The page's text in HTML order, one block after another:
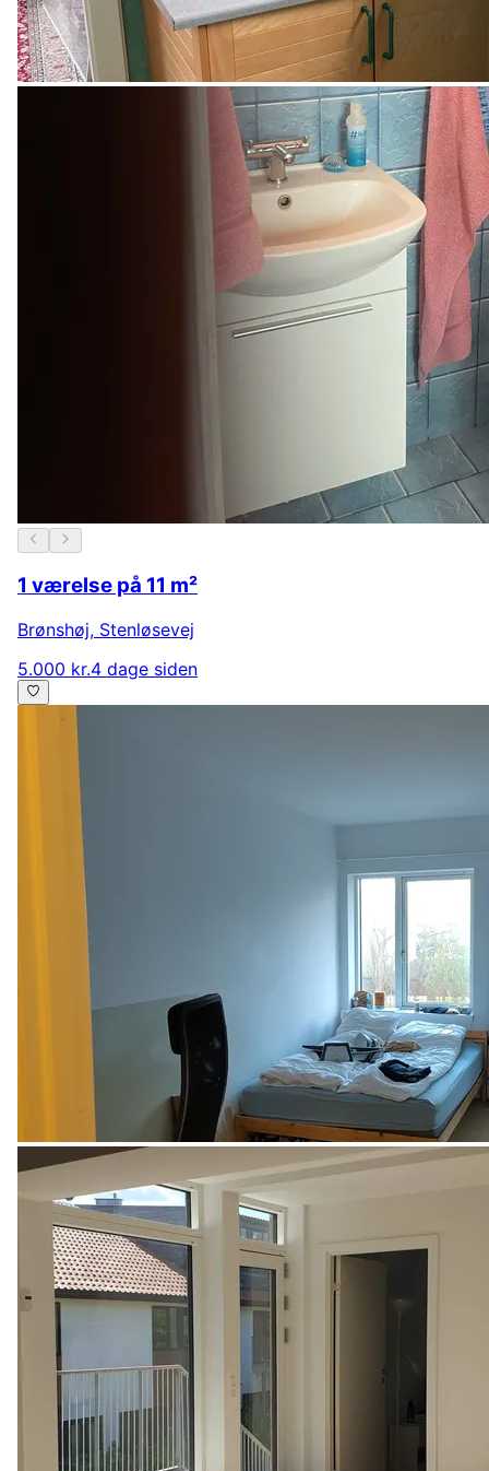
1 værelse på 11 m²
Brønshøj, Stenløsevej
5.000 kr.4 dage siden